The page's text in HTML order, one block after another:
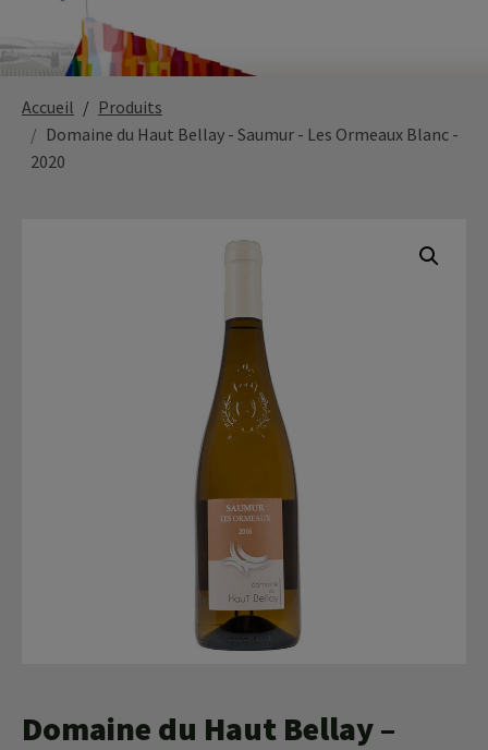
à
Accueil
Produits
Domaine du Haut Bellay - Saumur - Les Ormeaux Blanc -
2020
Domaine du Haut Bellay –